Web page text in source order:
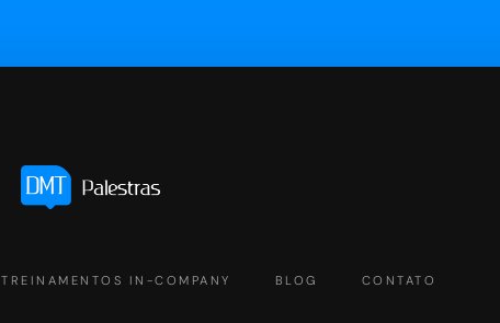
TREINAMENTOS IN-COMPANY BLOG CONTATO